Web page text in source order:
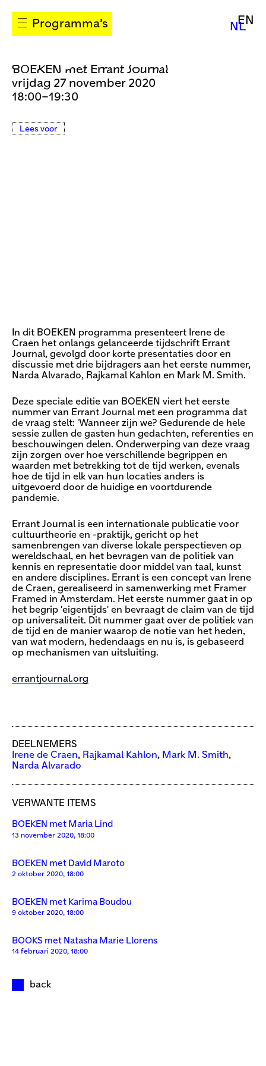
Programma’s NL
EN
BOEKEN met Errant Journal
vrijdag 27 november 2020
18:00–19:30
Lees voor
In dit BOEKEN programma presenteert Irene de
Craen het onlangs gelanceerde tijdschrift Errant
Journal, gevolgd door korte presentaties door en
discussie met drie bijdragers aan het eerste nummer,
Narda Alvarado, Rajkamal Kahlon en Mark M. Smith.
Deze speciale editie van BOEKEN viert het eerste
nummer van Errant Journal met een programma dat
de vraag stelt: 'Wanneer zijn we? Gedurende de hele
sessie zullen de gasten hun gedachten, referenties en
beschouwingen delen. Onderwerping van deze vraag
zijn zorgen over hoe verschillende begrippen en
waarden met betrekking tot de tijd werken, evenals
hoe de tijd in elk van hun locaties anders is
uitgevoerd door de huidige en voortdurende
pandemie.
Errant Journal is een internationale publicatie voor
cultuurtheorie en -praktijk, gericht op het
samenbrengen van diverse lokale perspectieven op
wereldschaal, en het bevragen van de politiek van
kennis en representatie door middel van taal, kunst
en andere disciplines. Errant is een concept van Irene
de Craen, gerealiseerd in samenwerking met Framer
Framed in Amsterdam. Het eerste nummer gaat in op
het begrip 'eigentijds' en bevraagt de claim van de tijd
op universaliteit. Dit nummer gaat over de politiek van
de tijd en de manier waarop de notie van het heden,
van wat modern, hedendaags en nu is, is gebaseerd
op mechanismen van uitsluiting.
errantjournal.org
DEELNEMERS
Irene de Craen, Rajkamal Kahlon, Mark M. Smith,
Narda Alvarado
VERWANTE ITEMS
BOEKEN met Maria Lind
13 november 2020, 18:00
BOEKEN met David Maroto
2 oktober 2020, 18:00
BOEKEN met Karima Boudou
9 oktober 2020, 18:00
BOOKS met Natasha Marie Llorens
14 februari 2020, 18:00
back